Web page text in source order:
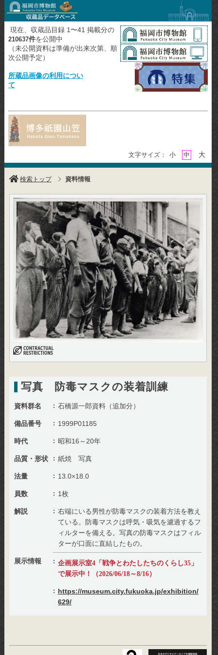
現在、収蔵品目録 1〜41 掲載分の
210637件を公開中
（未公開資料は準備が出来次第、順
次公開予定）
所蔵品画像の利用につい
て
文字サイズ： 小 中 大
検索トップ 資料情報
写真 防毒マスクの装着訓練
資料群名 石橋源一郎資料（追加分）
備品番号 1999P01185
時代 昭和16～20年
品質・形状 紙焼 写真
法量 13.0×18.0
員数 1枚
解説
右端にいる男性が防毒マスクの装着方法を教え
ている。防毒マスクは呼気・吸気を濾過するフ
ィルターを備える。写真の防毒マスクはフィル
ターが口面に直結したもの。
展示情報
企画展示室4「戦争とわたしたちのくらし35」
で展示中！（2026/06/18～8/16）
https://museum.city.fukuoka.jp/exhibition/
629/